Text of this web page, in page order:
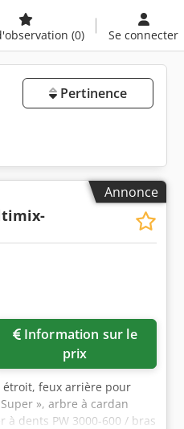
(0) Se connecter
Pertinence
Annonce
Information sur le
prix
étroit, feux arrière pour
», arbre à cardan
dents PW 3000-600 / bras